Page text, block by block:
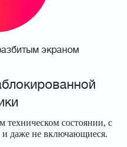
состоянии, с
даже не включающиеся.